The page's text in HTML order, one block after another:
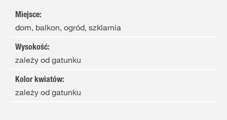
Miejsce:
dom, balkon, ogród, szklarnia
Wysokość:
zależy od gatunku
Kolor kwiatów:
zależy od gatunku